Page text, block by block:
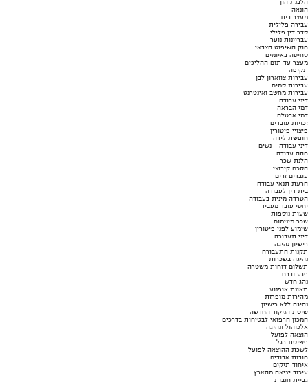
הלבנת הון
הונאה
מעצר בית
עבירה פלילית
סדר דין פלילי
עבריינות נוער
חוק השיפוט הצבאי
סחיטה באיומים
מעצר עד תום ההליכים
תקיפה
עבירות צווארון לבן
עבירות סמים
עבירות מחשב ואינטרנט
דיני עבודה
דמי הבראה
דמי אבטלה
זכויות עובדים
פיצויי פיטורין
חופשת לידה
דיני עבודה - נשים
חוזה עבודה
הלנת שכר
הסכם קיבוצי
עובדים זרים
הרעת תנאי עבודה
בית דין לעבודה
הטרדה מינית בעבודה
יחסי עובד מעביד
שעות נוספות
שכר מינימום
שימוע לפני פיטורין
דיני תעבורה
רישיון נהיגה
תקנות התעבורה
נהיגה בשכרות
תשלום דוחות משטרה
פגע וברח
נהג חדש
תאונת אופנוע
מהירות מופרזת
נהיגה ללא רישיון
שיטת הניקוד החדשה
המכון הרפואי לבטיחות בדרכים
אלכוהול ונהיגה
הוצאה לפועל
פשיטת רגל
לשכת ההוצאה לפועל
חובות אבודים
איחוד תיקים
עיכוב יציאה מהארץ
גביית חובות